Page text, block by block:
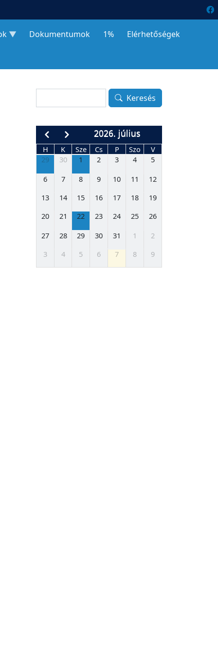
Dokumentumok 1% Elérhetőségek
Keresés
2026. július
H K Sze Cs P Szo
V
29
30 1 2 3 4
5
6
7 8 9 10 11
12
13
14 15 16 17 18
19
20
21 22 23 24 25
26
27
28 29 30 31 1
2
3
4 5 6 7 8 9